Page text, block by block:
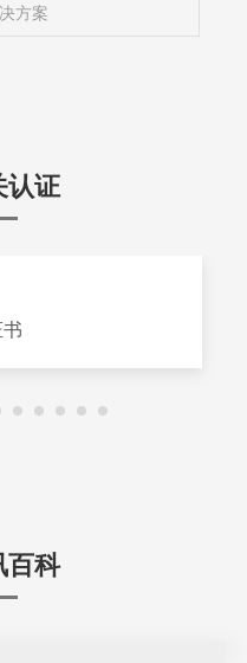
方案
认证
百科